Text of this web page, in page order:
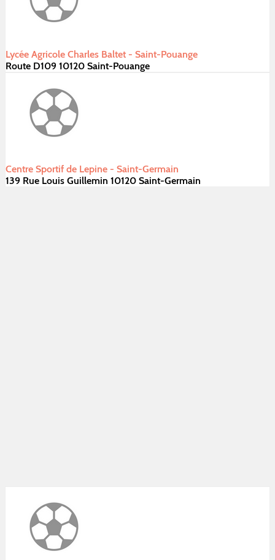
Lycée Agricole Charles Baltet - Saint-Pouange
Route D109 10120 Saint-Pouange
Centre Sportif de Lepine - Saint-Germain
139 Rue Louis Guillemin 10120 Saint-Germain